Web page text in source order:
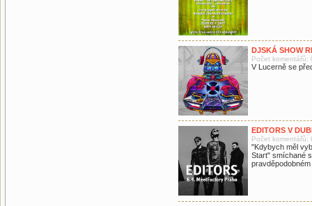
DJSKÁ SHOW
Počet komentářů:
V Lucerně se
EDITORS V
Počet komentářů:
"Kdybych měl
Start" smíchané